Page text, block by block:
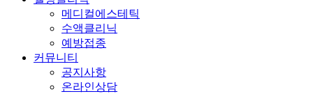
메디컬에스테틱
수액클리닉
예방접종
커뮤니티
공지사항
온라인상담